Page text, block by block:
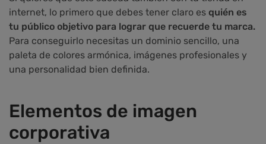
internet, lo primero que debes tener claro es quién es
tu público objetivo para lograr que recuerde tu marca.
Para conseguirlo necesitas un dominio sencillo, una
paleta de colores armónica, imágenes profesionales y
una personalidad bien definida.
Elementos de imagen
corporativa